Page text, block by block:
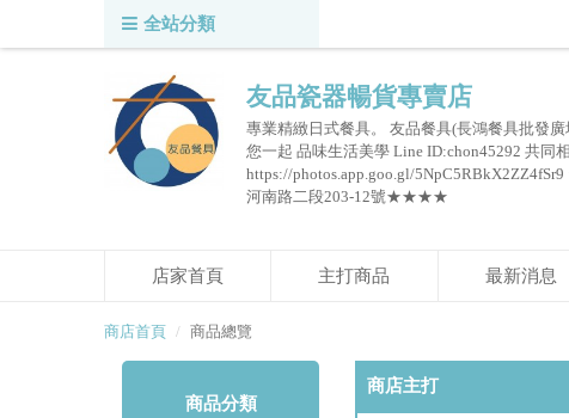
全站分類
友品瓷器暢貨專賣店
專業精緻日式餐具。 友品餐具(長鴻餐具批發
您一起 品味生活美學 Line ID:chon45292 共同
https://photos.app.goo.gl/
河南路二段203-12號★★★★
店家首頁 主打商品 最新消息
商店首頁 商品總覽
商品分類
商店主打